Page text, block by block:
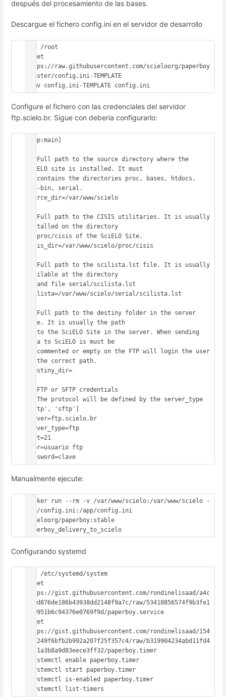
después del procesamiento de las bases.
Descargue el fichero config.ini en el servidor de desarrollo
#cd /root
#wget
https://raw.githubusercontent.com/scieloorg/paperboy
/master/config.ini-TEMPLATE
# mv config.ini-TEMPLATE config.ini
Configure el fichero con las credenciales del servidor
ftp.scielo.br. Sigue con deberia configurarlo:
[app:main]
## Full path to the source directory where the
SciELO site is installed. It must
## contains the directories proc, bases, htdocs,
cgi-bin, serial.
source_dir=/var/www/scielo
## Full path to the CISIS utilitaries. It is usually
installed on the directory
## proc/cisis of the SciELO Site.
cisis_dir=/var/www/scielo/proc/cisis
## Full path to the scilista.lst file. It is usually
available at the directory
## and file serial/scilista.lst
scilista=/var/www/scielo/serial/scilista.lst
## Full path to the destiny folder in the server
side. It is usually the path
## to the SciELO Site in the server. When sending
data to SciELO is must be
## commented or empty on the FTP will login the user
to the correct path.
#destiny_dir=
## FTP or SFTP credentials
## The protocol will be defined by the server_type
['ftp', 'sftp']
server=ftp.scielo.br
server_type=ftp
port=21
user=usuario ftp
Manualmente ejecute:
docker run --rm -v /var/www/scielo:/var/www/scielo -
v ~/config.ini:/app/config.ini
scieloorg/paperboy:stable
paperboy_delivery_to_scielo
Configurando systemd
#cd /etc/systemd/system
#wget
https://gist.githubusercontent.com/rondinelisaad/a4c
25bd876de186b43938dd2148f9a7c/raw/53418856574f9b3fe1
910951b6c94376e0769f9d/paperboy.service
#wget
https://gist.githubusercontent.com/rondinelisaad/154
aa2249f6bfb2b992a207f25f357c4/raw/b319904234abd11fd4
6721a3b8a9d83eece3ff32/paperboy.timer
#systemctl enable paperboy.timer
#systemctl start paperboy.timer
#systemctl is-enabled paperboy.timer
#systemctl list-timers